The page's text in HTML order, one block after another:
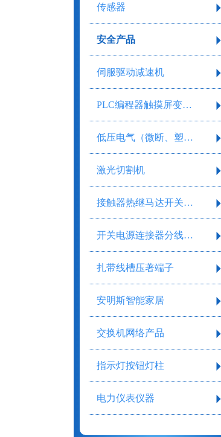
传感器
安全产品
伺服驱动减速机
PLC编程器触摸屏变频器
低压电气（微断、塑壳、框架）
激光切割机
接触器热继马达开关继电器
开关电源连接器分线盒气缸气阀剥线工具
扎带线槽压著端子
安明斯智能家居
交换机网络产品
指示灯按钮灯柱
电力仪表仪器